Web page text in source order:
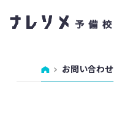
お問い合わせ